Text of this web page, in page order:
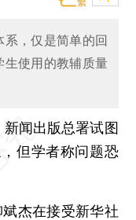
，仅是简单的回
生使用的教辅质量
新闻出版总署试图
但学者称问题恐
杰在接受新华社